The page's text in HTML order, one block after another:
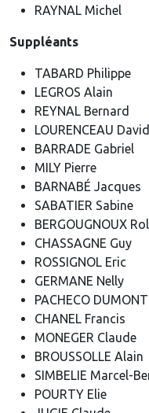
RAYNAL Michel
Suppléants
TABARD Philippe
LEGROS Alain
REYNAL Bernard
LOURENCEAU David
BARRADE Gabriel
MILY Pierre
BARNABÉ Jacques
SABATIER Sabine
BERGOUGNOUX
CHASSAGNE Guy
ROSSIGNOL Eric
GERMANE Nelly
PACHECO
CHANEL Francis
MONEGER Claude
BROUSSOLLE Alain
SIMBELIE Marcel-
POURTY Elie